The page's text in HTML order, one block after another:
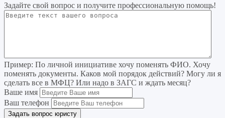
Задайте свой вопрос и получите профессиональную помощь!
Пример: По личной инициативе хочу поменять ФИО. Хочу
поменять документы. Каков мой порядок действий? Могу ли я
сделать все в МФЦ? Или надо в ЗАГС и ждать месяц?
Ваше имя
Ваш телефон